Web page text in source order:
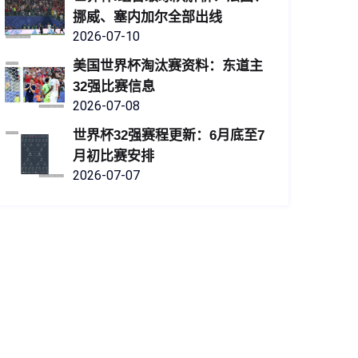
挪威、塞内加尔全部出线
2026-07-10
美国世界杯淘汰赛资料：东道主
32强比赛信息
2026-07-08
世界杯32强赛程更新：6月底至7
月初比赛安排
2026-07-07